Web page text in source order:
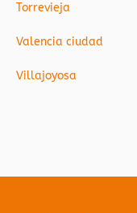
Torrevieja
Valencia ciudad
Villajoyosa